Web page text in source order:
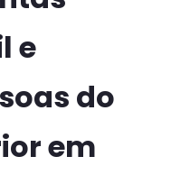
e
do
em